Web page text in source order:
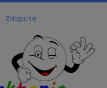
Zaloguj się